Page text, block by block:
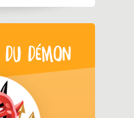
DU DÉMON